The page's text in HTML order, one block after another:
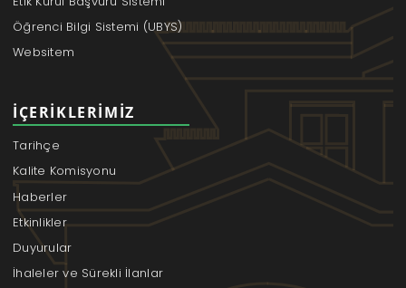
Öğrenci Bilgi Sistemi (UBYS)
Websitem
İÇERIKLERIMIZ
Tarihçe
Kalite Komisyonu
Haberler
Etkinlikler
Duyurular
İhaleler ve Sürekli İlanlar